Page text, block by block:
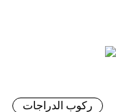
ركوب الدراجات